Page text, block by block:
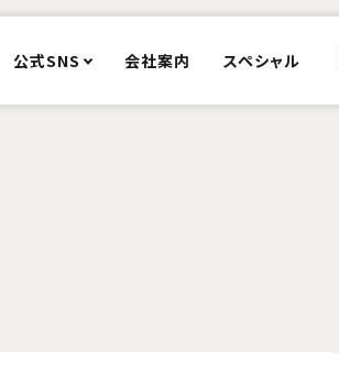
公式SNS 会社案内 スペシャル